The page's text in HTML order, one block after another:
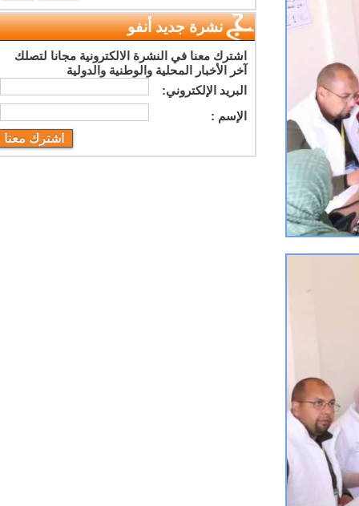
نشرة جديد أنفو
اشترك معنا في النشرة الالكترونية مجانا لتصلك
آخر الأخبار المحلية والوطنية والدولية
البريد اﻹلكتروني:
اﻹسم :